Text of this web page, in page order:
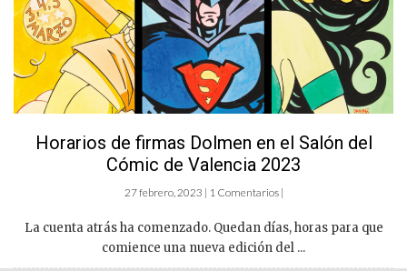
Horarios de firmas Dolmen en el Salón del
Cómic de Valencia 2023
27 febrero, 2023 | 1 Comentarios |
La cuenta atrás ha comenzado. Quedan días, horas para que
comience una nueva edición del ...